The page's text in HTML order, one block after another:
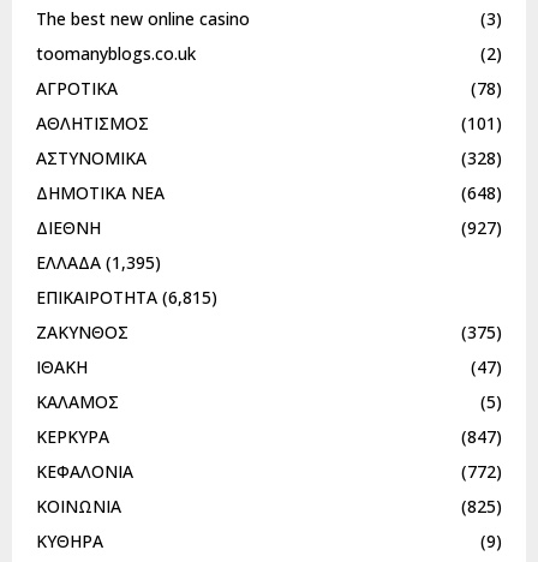
The best new online casino
(3)
toomanyblogs.co.uk
(2)
ΑΓΡΟΤΙΚΑ
(78)
ΑΘΛΗΤΙΣΜΟΣ
(101)
ΑΣΤΥΝΟΜΙΚΑ
(328)
ΔΗΜΟΤΙΚΑ ΝΕΑ
(648)
ΔΙΕΘΝΗ
(927)
ΕΛΛΑΔΑ (1,395)
ΕΠΙΚΑΙΡΟΤΗΤΑ (6,815)
ΖΑΚΥΝΘΟΣ
(375)
ΙΘΑΚΗ
(47)
ΚΑΛΑΜΟΣ
(5)
ΚΕΡΚΥΡΑ
(847)
ΚΕΦΑΛΟΝΙΑ
(772)
ΚΟΙΝΩΝΙΑ
(825)
ΚΥΘΗΡΑ
(9)